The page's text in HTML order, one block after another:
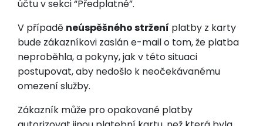
účtu v sekci “Předplatné”.
V případě neúspěšného stržení platby z karty
bude zákazníkovi zaslán e-mail o tom, že platba
neproběhla, a pokyny, jak v této situaci
postupovat, aby nedošlo k neočekávanému
omezení služby.
Zákazník může pro opakované platby